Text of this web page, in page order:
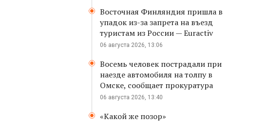
Восточная Финляндия пришла в
упадок из-за запрета на въезд
туристам из России — Euractiv
06 августа 2026, 13:06
Восемь человек пострадали при
наезде автомобиля на толпу в
Омске, сообщает прокуратура
06 августа 2026, 13:40
«Какой же позор»